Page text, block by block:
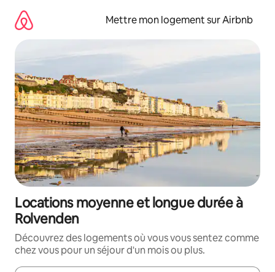
directement
contenu
Mettre mon logement sur Airbnb
Locations moyenne et longue durée à
Rolvenden
Découvrez des logements où vous vous sentez comme
chez vous pour un séjour d'un mois ou plus.